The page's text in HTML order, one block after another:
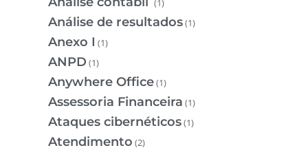
(1)
Análise de resultados(1)
Anexo I (1)
ANPD (1)
Anywhere Office(1)
Assessoria Financeira (1)
Ataques cibernéticos(1)
Atendimento (2)